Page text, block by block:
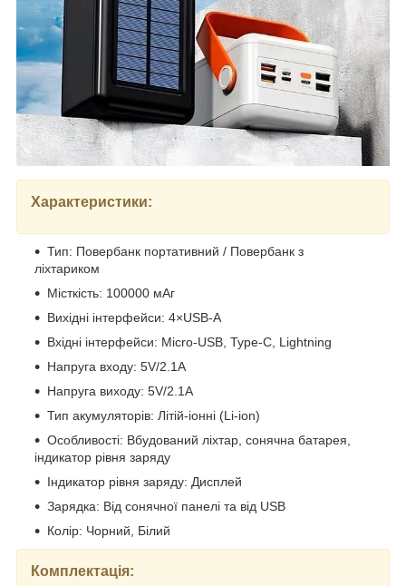
Характеристики:
Тип: Повербанк портативний / Повербанк з
ліхтариком
Місткість: 100000 мАг
Вихідні інтерфейси: 4×USB-A
Вхідні інтерфейси: Micro-USB, Type-C, Lightning
Напруга входу: 5V/2.1A
Напруга виходу: 5V/2.1A
Тип акумуляторів: Літій-іонні (Li-ion)
Особливості: Вбудований ліхтар, сонячна батарея,
індикатор рівня заряду
Індикатор рівня заряду: Дисплей
Зарядка: Від сонячної панелі та від USB
Колір: Чорний, Білий
Комплектація: